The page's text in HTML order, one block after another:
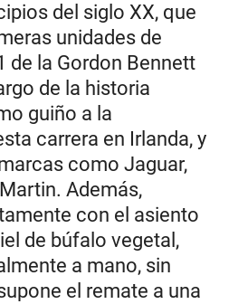
del siglo XX, que
unidades de
de la Gordon Bennett
de la historia
guiño a la
carrera en Irlanda, y
como Jaguar,
Además,
con el asiento
de búfalo vegetal,
a mano, sin
el remate a una